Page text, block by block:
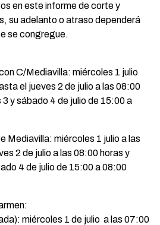
en este informe de corte y
su adelanto o atraso dependerá
se congregue.
C/Mediavilla: miércoles 1 julio
el jueves 2 de julio a las 08:00
3 y sábado 4 de julio de 15:00 a
Mediavilla: miércoles 1 julio a las
2 de julio a las 08:00 horas y
4 de julio de 15:00 a 08:00
miércoles 1 de julio a las 07:00